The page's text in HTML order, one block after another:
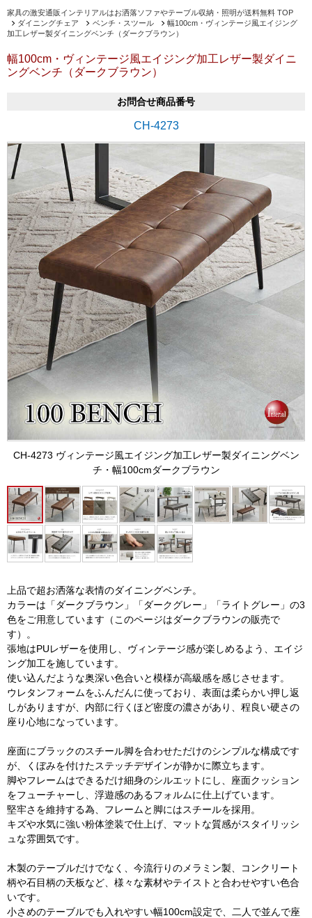
家具の激安通販インテリアルはお洒落ソファやテーブル収納・照明が送料無料 TOP
ダイニングチェア
ベンチ・スツール
幅100cm・ヴィンテージ風エイジング
加工レザー製ダイニングベンチ（ダークブラウン）
幅100cm・ヴィンテージ風エイジング加工レザー製ダイニ
ングベンチ（ダークブラウン）
お問合せ商品番号
CH-4273
CH-4273 ヴィンテージ風エイジング加工レザー製ダイニングベン
チ・幅100cmダークブラウン
上品で超お洒落な表情のダイニングベンチ。
カラーは「ダークブラウン」「ダークグレー」「ライトグレー」の3
色をご用意しています（このページはダークブラウンの販売で
す）。
張地はPUレザーを使用し、ヴィンテージ感が楽しめるよう、エイジ
ング加工を施しています。
使い込んだような奥深い色合いと模様が高級感を感じさせます。
ウレタンフォームをふんだんに使っており、表面は柔らかい押し返
しがありますが、内部に行くほど密度の濃さがあり、程良い硬さの
座り心地になっています。
座面にブラックのスチール脚を合わせただけのシンプルな構成です
が、くぼみを付けたステッチデザインが静かに際立ちます。
脚やフレームはできるだけ細身のシルエットにし、座面クッション
をフューチャーし、浮遊感のあるフォルムに仕上げています。
堅牢さを維持する為、フレームと脚にはスチールを採用。
キズや水気に強い粉体塗装で仕上げ、マットな質感がスタイリッシ
ュな雰囲気です。
木製のテーブルだけでなく、今流行りのメラミン製、コンクリート
柄や石目柄の天板など、様々な素材やテイストと合わせやすい色合
いです。
小さめのテーブルでも入れやすい幅100cm設定で、二人で並んで座